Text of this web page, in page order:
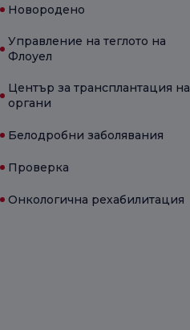
Новородено
Управление на теглото на
Флоуел
Център за трансплантация на
органи
Белодробни заболявания
Проверка
Онкологична рехабилитация